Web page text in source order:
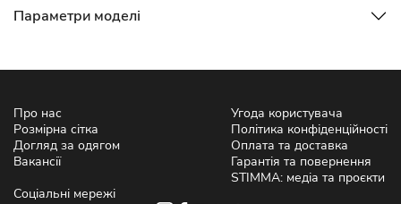
Параметри моделі
Про нас
Розмірна сітка
Догляд за одягом
Вакансії
Угода користувача
Політика конфіденційності
Оплата та доставка
Гарантія та повернення
STIMMA: медіа та проєкти
Соціальні мережі